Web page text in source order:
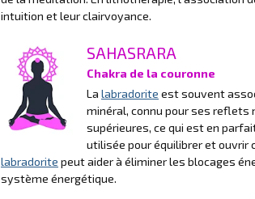
intuition et leur clairvoyance.
SAHASRARA
Chakra de la couronne
La labradorite est souvent
minéral, connu pour ses reflets
supérieures, ce qui est en
utilisée pour équilibrer et ouvrir
labradorite peut aider à éliminer les blocages
système énergétique.